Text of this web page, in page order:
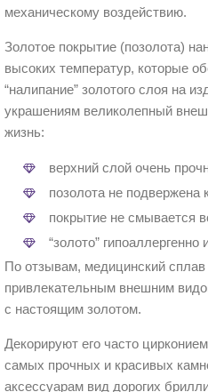
механическому воздействию.
Золотое покрытие (позолота)
высоких температур, которые
“налипание” золотого слоя на
украшениям великолепный
жизнь:
верхний слой очень
позолота не подвержена
покрытие не смывается
“золото”
По отзывам, медицинский сплав
привлекательным внешним
с настоящим золотом.
Декорируют его часто
самых прочных и красивых
аксессуарам вид дорогих